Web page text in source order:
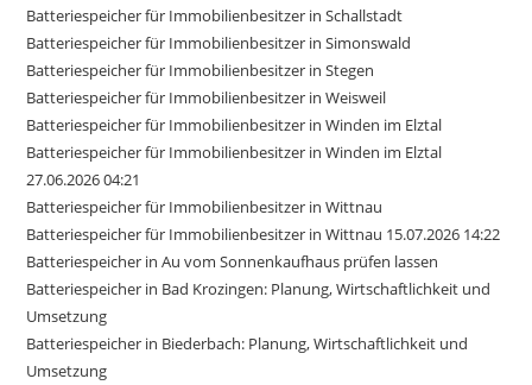
Batteriespeicher für Immobilienbesitzer in Schallstadt
Batteriespeicher für Immobilienbesitzer in Simonswald
Batteriespeicher für Immobilienbesitzer in Stegen
Batteriespeicher für Immobilienbesitzer in Weisweil
Batteriespeicher für Immobilienbesitzer in Winden im Elztal
Batteriespeicher für Immobilienbesitzer in Winden im Elztal
27.06.2026 04:21
Batteriespeicher für Immobilienbesitzer in Wittnau
Batteriespeicher für Immobilienbesitzer in Wittnau 15.07.2026 14:22
Batteriespeicher in Au vom Sonnenkaufhaus prüfen lassen
Batteriespeicher in Bad Krozingen: Planung, Wirtschaftlichkeit und
Umsetzung
Batteriespeicher in Biederbach: Planung, Wirtschaftlichkeit und
Umsetzung